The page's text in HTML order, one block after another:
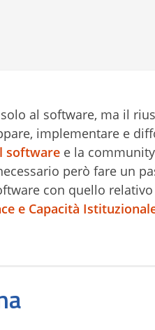
al software, ma il
implementare e
software e la community
però fare un
con quello
e Capacità